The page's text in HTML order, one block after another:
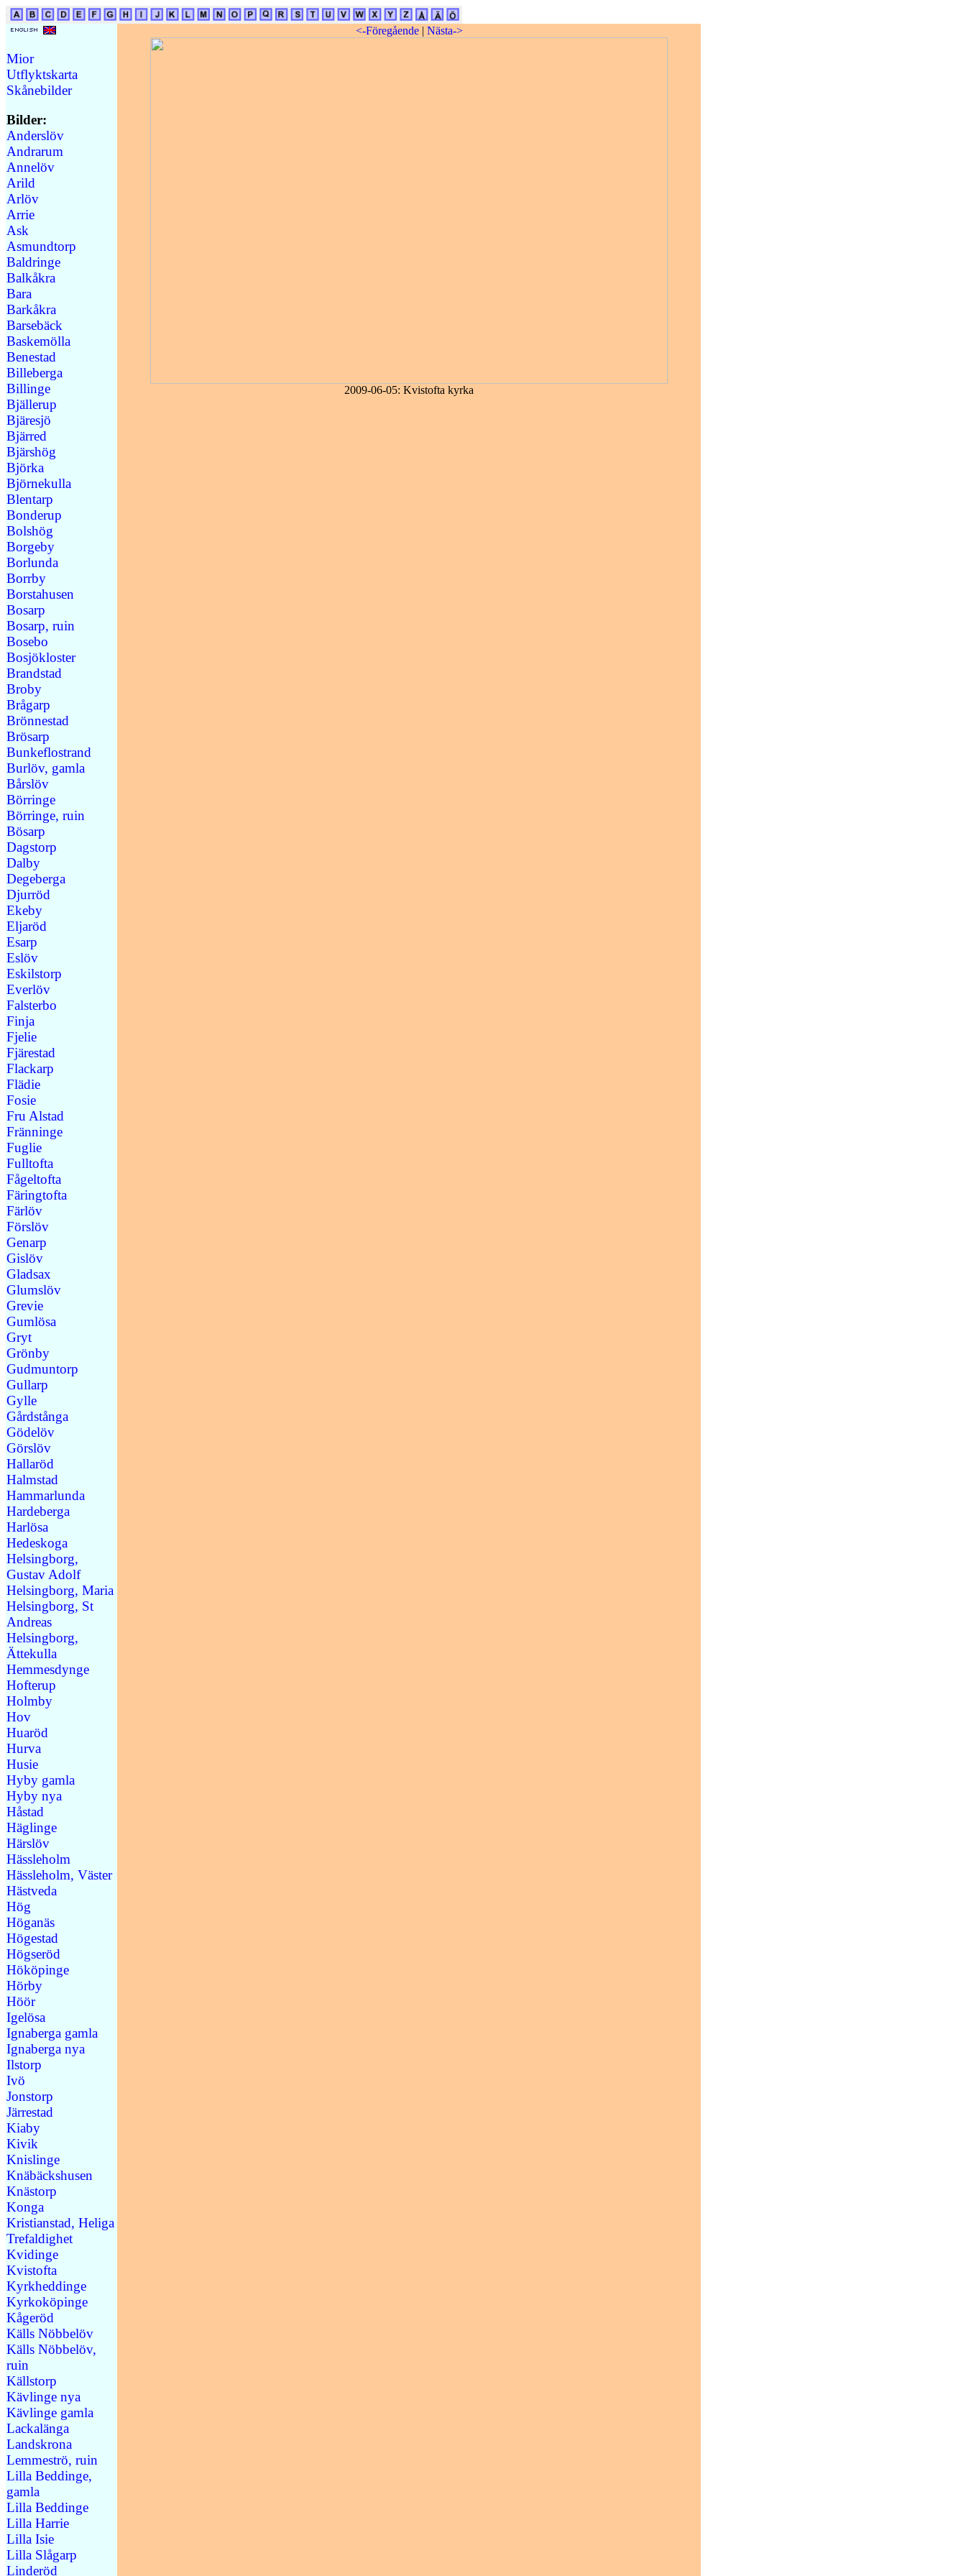
Mior
Utflyktskarta
Skånebilder
Bilder:
Anderslöv
Andrarum
Annelöv
Arild
Arlöv
Arrie
Ask
Asmundtorp
Baldringe
Balkåkra
Bara
Barkåkra
Barsebäck
Baskemölla
Benestad
Billeberga
Billinge
Bjällerup
Bjäresjö
Bjärred
Bjärshög
Björka
Björnekulla
Blentarp
Bonderup
Bolshög
Borgeby
Borlunda
Borrby
Borstahusen
Bosarp
Bosarp, ruin
Bosebo
Bosjökloster
Brandstad
Broby
Brågarp
Brönnestad
Brösarp
Bunkeflostrand
Burlöv, gamla
Bårslöv
Börringe
Börringe, ruin
Bösarp
Dagstorp
Dalby
Degeberga
Djurröd
Ekeby
Eljaröd
Esarp
Eslöv
Eskilstorp
Everlöv
Falsterbo
Finja
Fjelie
Fjärestad
Flackarp
Flädie
Fosie
Fru Alstad
Fränninge
Fuglie
Fulltofta
Fågeltofta
Färingtofta
Färlöv
Förslöv
Genarp
Gislöv
Gladsax
Glumslöv
Grevie
Gumlösa
Gryt
Grönby
Gudmuntorp
Gullarp
Gylle
Gårdstånga
Gödelöv
Görslöv
Hallaröd
Halmstad
Hammarlunda
Hardeberga
Harlösa
Hedeskoga
Helsingborg,
Gustav Adolf
Helsingborg, Maria
Helsingborg, St
Andreas
Helsingborg,
Ättekulla
Hemmesdynge
Hofterup
Holmby
Hov
Huaröd
Hurva
Husie
Hyby gamla
Hyby nya
Håstad
Häglinge
Härslöv
Hässleholm
Hässleholm, Väster
Hästveda
Hög
Höganäs
Högestad
Högseröd
Hököpinge
Hörby
Höör
Igelösa
Ignaberga gamla
Ignaberga nya
Ilstorp
Ivö
Jonstorp
Järrestad
Kiaby
Kivik
Knislinge
Knäbäckshusen
Knästorp
Konga
Kristianstad, Heliga
Trefaldighet
Kvidinge
Kvistofta
Kyrkheddinge
Kyrkoköpinge
Kågeröd
Källs Nöbbelöv
Källs Nöbbelöv,
ruin
Källstorp
Kävlinge nya
Kävlinge gamla
Lackalänga
Landskrona
Lemmeströ, ruin
Lilla Beddinge,
gamla
Lilla Beddinge
Lilla Harrie
Lilla Isie
Lilla Slågarp
Linderöd
<-Föregående| Nästa->
2009-06-05: Kvistofta kyrka